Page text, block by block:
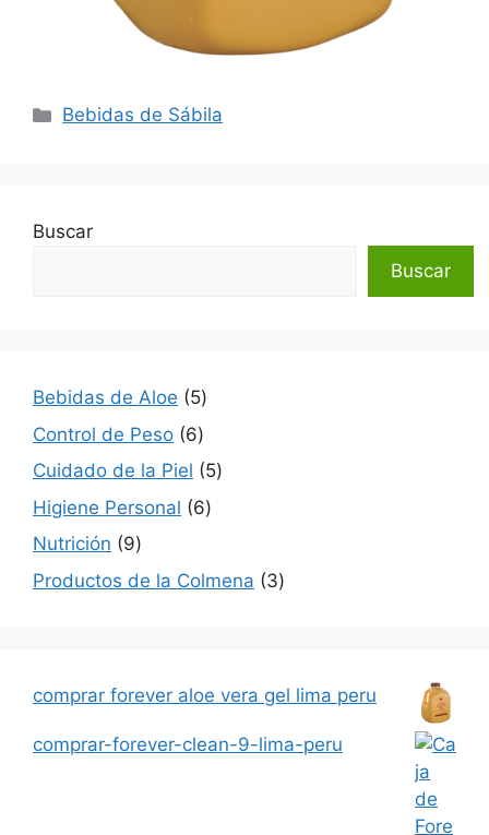
Categorías
Bebidas de Sábila
Buscar
Buscar
Bebidas de Aloe 55
productos
Control de Peso 66
productos
Cuidado de la Piel 55
Higiene Personal 66
Nutrición 99
productos
Productos de la Colmena 33
comprar forever aloe vera gel lima peru
comprar-forever-clean-9-lima-peru